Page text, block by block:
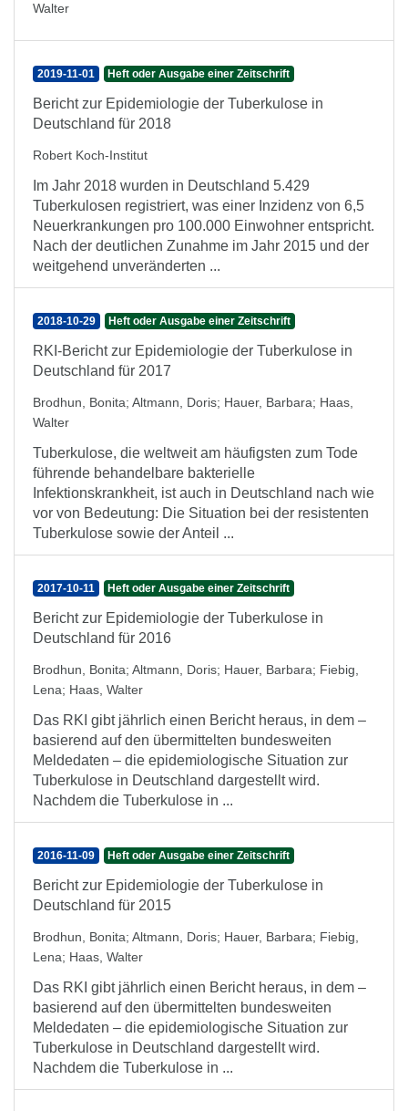
Walter
2019-11-01 Heft oder Ausgabe einer Zeitschrift
Bericht zur Epidemiologie der Tuberkulose in
Deutschland für 2018
Robert Koch-Institut
Im Jahr 2018 wurden in Deutschland 5.429
Tuberkulosen registriert, was einer Inzidenz von 6,5
Neuerkrankungen pro 100.000 Einwohner entspricht.
Nach der deutlichen Zunahme im Jahr 2015 und der
weitgehend unveränderten ...
2018-10-29 Heft oder Ausgabe einer Zeitschrift
RKI-Bericht zur Epidemiologie der Tuberkulose in
Deutschland für 2017
Brodhun, Bonita; Altmann, Doris; Hauer, Barbara; Haas,
Walter
Tuberkulose, die weltweit am häufigsten zum Tode
führende behandelbare bakterielle
Infektionskrankheit, ist auch in Deutschland nach wie
vor von Bedeutung: Die Situation bei der resistenten
Tuberkulose sowie der Anteil ...
2017-10-11 Heft oder Ausgabe einer Zeitschrift
Bericht zur Epidemiologie der Tuberkulose in
Deutschland für 2016
Brodhun, Bonita; Altmann, Doris; Hauer, Barbara; Fiebig,
Lena; Haas, Walter
Das RKI gibt jährlich einen Bericht heraus, in dem –
basierend auf den übermittelten bundesweiten
Meldedaten – die epidemiologische Situation zur
Tuberkulose in Deutschland dargestellt wird.
Nachdem die Tuberkulose in ...
2016-11-09 Heft oder Ausgabe einer Zeitschrift
Bericht zur Epidemiologie der Tuberkulose in
Deutschland für 2015
Brodhun, Bonita; Altmann, Doris; Hauer, Barbara; Fiebig,
Lena; Haas, Walter
Das RKI gibt jährlich einen Bericht heraus, in dem –
basierend auf den übermittelten bundesweiten
Meldedaten – die epidemiologische Situation zur
Tuberkulose in Deutschland dargestellt wird.
Nachdem die Tuberkulose in ...